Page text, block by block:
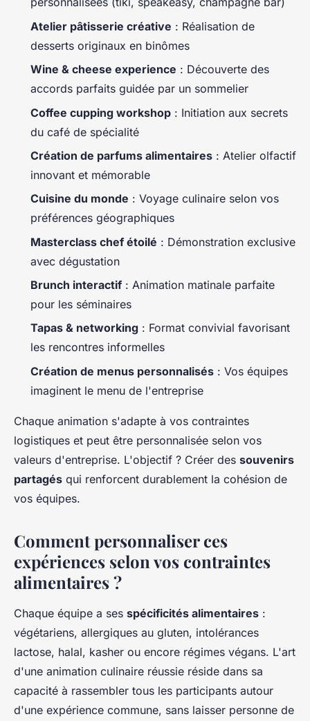
Atelier pâtisserie créative : Réalisation de
desserts originaux en binômes
Wine & cheese experience : Découverte des
accords parfaits guidée par un sommelier
Coffee cupping workshop : Initiation aux secrets
du café de spécialité
Création de parfums alimentaires : Atelier olfactif
innovant et mémorable
Cuisine du monde : Voyage culinaire selon vos
préférences géographiques
Masterclass chef étoilé : Démonstration exclusive
avec dégustation
Brunch interactif : Animation matinale parfaite
pour les séminaires
Tapas & networking : Format convivial favorisant
les rencontres informelles
Création de menus personnalisés : Vos équipes
imaginent le menu de l'entreprise
Chaque animation s'adapte à vos contraintes
logistiques et peut être personnalisée selon vos
valeurs d'entreprise. L'objectif ? Créer des souvenirs
partagés qui renforcent durablement la cohésion de
vos équipes.
Comment personnaliser ces
expériences selon vos contraintes
alimentaires ?
Chaque équipe a ses spécificités alimentaires :
végétariens, allergiques au gluten, intolérances
lactose, halal, kasher ou encore régimes végans. L'art
d'une animation culinaire réussie réside dans sa
capacité à rassembler tous les participants autour
d'une expérience commune, sans laisser personne de